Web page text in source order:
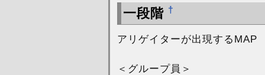
一段階 †
アリゲイターが出現するMAP
＜グループ員＞